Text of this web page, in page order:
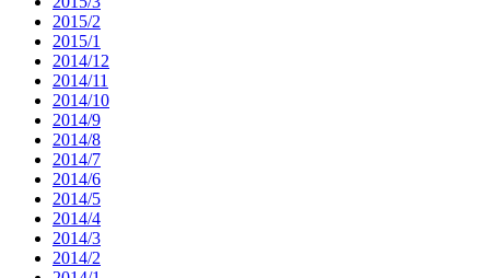
2015/2
2015/1
2014/12
2014/11
2014/10
2014/9
2014/8
2014/7
2014/6
2014/5
2014/4
2014/3
2014/2